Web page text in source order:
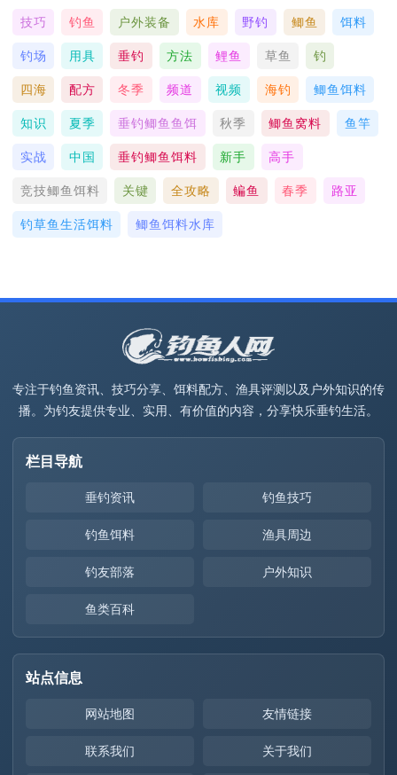
技巧 钓鱼 户外装备 水库 野钓 鲫鱼 饵料
钓场 用具 垂钓 方法 鲤鱼 草鱼 钓
四海 配方 冬季 频道 视频 海钓 鲫鱼饵料
知识 夏季 垂钓鲫鱼鱼饵 秋季 鲫鱼窝料 鱼竿
实战 中国 垂钓鲫鱼饵料 新手 高手
竞技鲫鱼饵料 关键 全攻略 鳊鱼 春季 路亚
钓草鱼生活饵料 鲫鱼饵料水库
专注于钓鱼资讯、技巧分享、饵料配方、渔具评测以及户外知识的传
播。为钓友提供专业、实用、有价值的内容，分享快乐垂钓生活。
栏目导航
垂钓资讯 钓鱼技巧
钓鱼饵料 渔具周边
钓友部落 户外知识
鱼类百科
站点信息
网站地图 友情链接
联系我们 关于我们